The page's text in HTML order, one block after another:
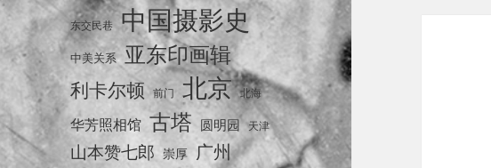
东交民巷 中国摄影史
中美关系 亚东印画辑
利卡尔顿 前门 北京 北海
华芳照相馆 古塔 圆明园 天津
山本赞七郎 崇厚 广州